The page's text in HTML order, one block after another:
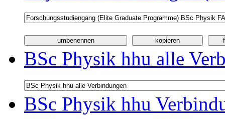
BSc Physik hhu alle
BSc Physik hhu